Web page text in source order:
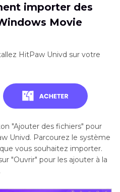
importer des
Movie
HitPaw Univd sur votre
"Ajouter des fichiers" pour
Univd. Parcourez le système
vous souhaitez importer.
"Ouvrir" pour les ajouter à la